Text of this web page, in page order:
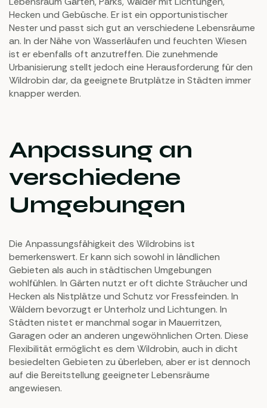
Hecken und Gebüsche. Er ist ein opportunistischer
Nester und passt sich gut an verschiedene Lebensräume
an. In der Nähe von Wasserläufen und feuchten Wiesen
ist er ebenfalls oft anzutreffen. Die zunehmende
Urbanisierung stellt jedoch eine Herausforderung für den
Wildrobin dar, da geeignete Brutplätze in Städten immer
knapper werden.
Anpassung an
verschiedene
Umgebungen
Die Anpassungsfähigkeit des Wildrobins ist
bemerkenswert. Er kann sich sowohl in ländlichen
Gebieten als auch in städtischen Umgebungen
wohlfühlen. In Gärten nutzt er oft dichte Sträucher und
Hecken als Nistplätze und Schutz vor Fressfeinden. In
Wäldern bevorzugt er Unterholz und Lichtungen. In
Städten nistet er manchmal sogar in Mauerritzen,
Garagen oder an anderen ungewöhnlichen Orten. Diese
Flexibilität ermöglicht es dem Wildrobin, auch in dicht
besiedelten Gebieten zu überleben, aber er ist dennoch
auf die Bereitstellung geeigneter Lebensräume
angewiesen.